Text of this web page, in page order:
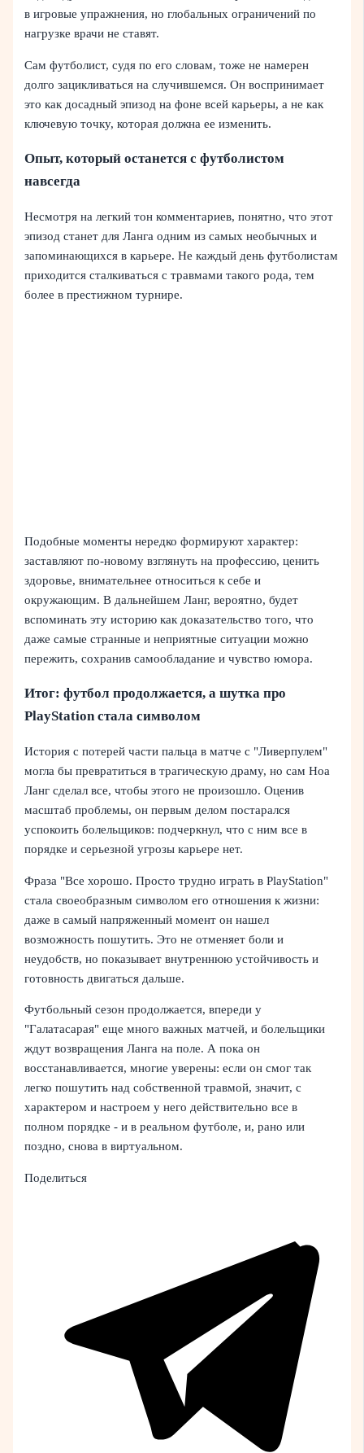
в игровые упражнения, но глобальных ограничений по
нагрузке врачи не ставят.
Сам футболист, судя по его словам, тоже не намерен
долго зацикливаться на случившемся. Он воспринимает
это как досадный эпизод на фоне всей карьеры, а не как
ключевую точку, которая должна ее изменить.
Опыт, который останется с футболистом
навсегда
Несмотря на легкий тон комментариев, понятно, что этот
эпизод станет для Ланга одним из самых необычных и
запоминающихся в карьере. Не каждый день футболистам
приходится сталкиваться с травмами такого рода, тем
более в престижном турнире.
Подобные моменты нередко формируют характер:
заставляют по-новому взглянуть на профессию, ценить
здоровье, внимательнее относиться к себе и
окружающим. В дальнейшем Ланг, вероятно, будет
вспоминать эту историю как доказательство того, что
даже самые странные и неприятные ситуации можно
пережить, сохранив самообладание и чувство юмора.
Итог: футбол продолжается, а шутка про
PlayStation стала символом
История с потерей части пальца в матче с "Ливерпулем"
могла бы превратиться в трагическую драму, но сам Ноа
Ланг сделал все, чтобы этого не произошло. Оценив
масштаб проблемы, он первым делом постарался
успокоить болельщиков: подчеркнул, что с ним все в
порядке и серьезной угрозы карьере нет.
Фраза "Все хорошо. Просто трудно играть в PlayStation"
стала своеобразным символом его отношения к жизни:
даже в самый напряженный момент он нашел
возможность пошутить. Это не отменяет боли и
неудобств, но показывает внутреннюю устойчивость и
готовность двигаться дальше.
Футбольный сезон продолжается, впереди у
"Галатасарая" еще много важных матчей, и болельщики
ждут возвращения Ланга на поле. А пока он
восстанавливается, многие уверены: если он смог так
легко пошутить над собственной травмой, значит, с
характером и настроем у него действительно все в
полном порядке - и в реальном футболе, и, рано или
поздно, снова в виртуальном.
Поделиться